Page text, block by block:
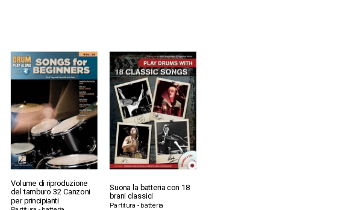
Volume di riproduzione
del tamburo 32 Canzoni
per principianti
Suona la batteria con 18
brani classici
Partitura - batteria